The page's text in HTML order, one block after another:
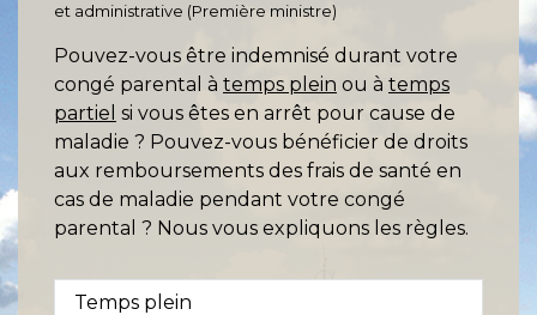
et administrative (Première ministre)
Pouvez-vous être indemnisé durant votre
congé parental à temps plein ou à temps
partiel si vous êtes en arrêt pour cause de
maladie ? Pouvez-vous bénéficier de droits
aux remboursements des frais de santé en
cas de maladie pendant votre congé
parental ? Nous vous expliquons les règles.
Temps plein